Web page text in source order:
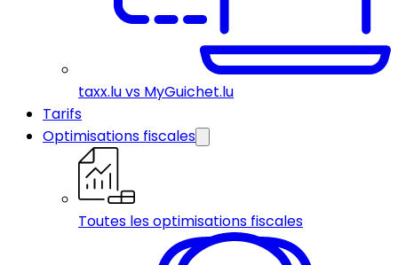
taxx.lu vs MyGuichet.lu
Tarifs
Optimisations fiscales
Toutes les optimisations fiscales